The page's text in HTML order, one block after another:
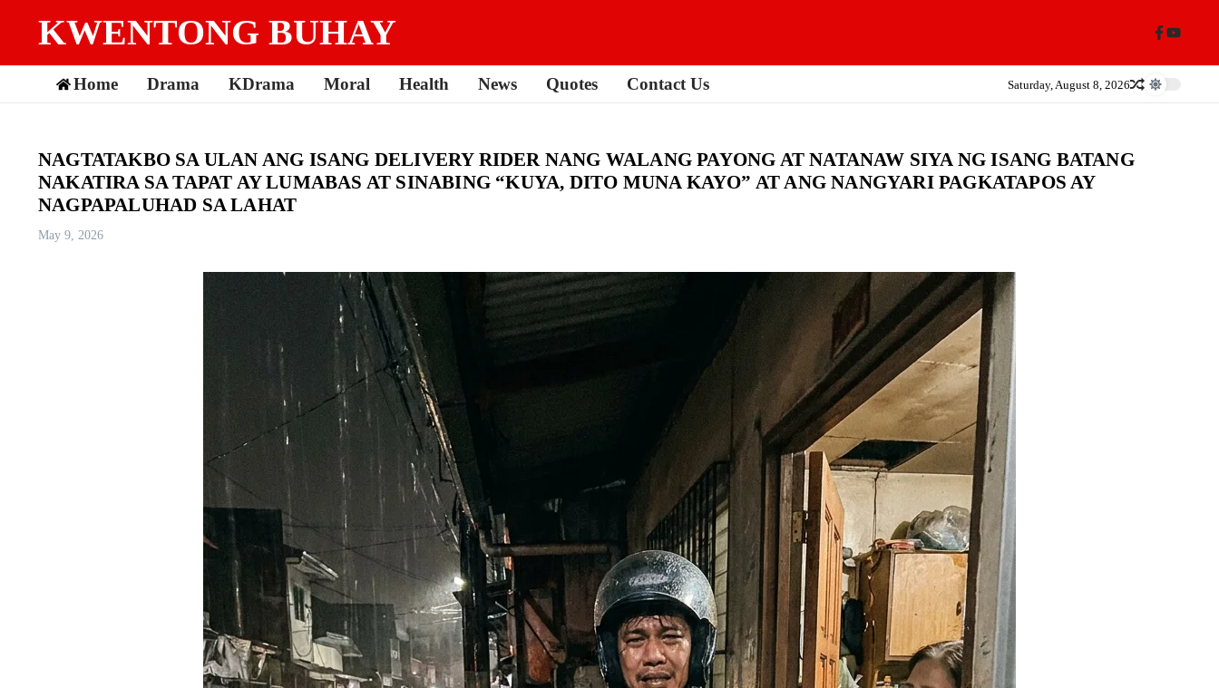
KWENTONG BUHAY
Home Drama KDrama Moral Health News Quotes Contact Us Saturday, August 8, 2026
NAGTATAKBO SA ULAN ANG ISANG DELIVERY RIDER NANG WALANG PAYONG AT NATANAW SIYA NG ISANG BATANG
NAKATIRA SA TAPAT AY LUMABAS AT SINABING “KUYA, DITO MUNA KAYO” AT ANG NANGYARI PAGKATAPOS AY
NAGPAPALUHAD SA LAHAT
May 9, 2026